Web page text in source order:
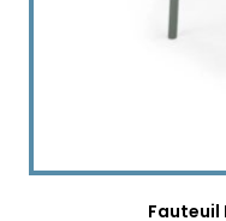
Fauteuil